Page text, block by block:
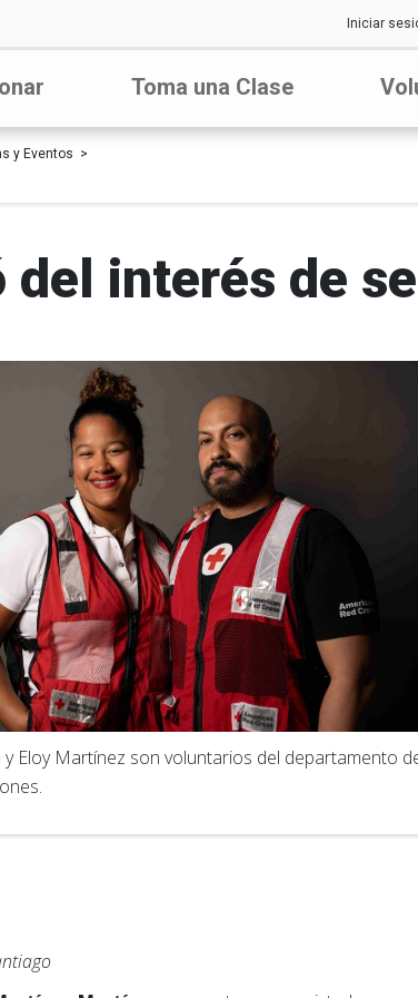
Iniciar
Toma una Clase
y Eventos
del interés de
Eloy Martínez son voluntarios del departamento